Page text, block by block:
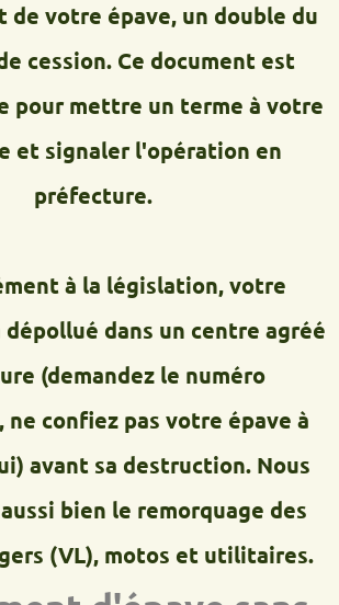
de votre épave, un double du
cession. Ce document est
pour mettre un terme à votre
et signaler l'opération en
préfecture.
à la législation, votre
dans un centre agréé
(demandez le numéro
ne confiez pas votre épave à
avant sa destruction. Nous
bien le remorquage des
(VL), motos et utilitaires.